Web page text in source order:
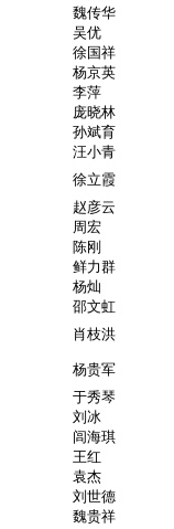
魏传华
吴优
徐国祥
杨京英
李萍
庞晓林
孙斌育
汪小青
徐立霞
赵彦云
周宏
陈刚
鲜力群
杨灿
邵文虹
肖枝洪
杨贵军
于秀琴
刘冰
闾海琪
王红
袁杰
刘世德
魏贵祥